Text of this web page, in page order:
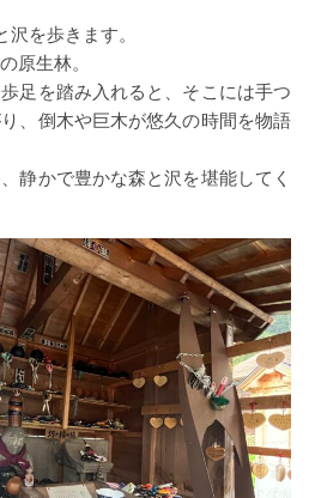
を歩きます。
原生林。
足を踏み入れると、そこには手つ
、倒木や巨木が悠久の時間を物語
静かで豊かな森と沢を堪能してく